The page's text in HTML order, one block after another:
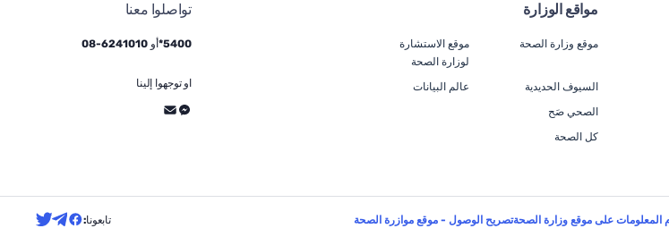
مواقع الوزارة
موقع وزارة الصحة
السيوف الحديدية
الصحي صَح
كل الصحة
موقع الاستشارة
لوزارة الصحة
عالم البيانات
تواصلوا معنا
5400* أو 6241010
-
08
او توجهوا إلينا
على موقع وزارة الصحةتصريح الوصول - موقع موازرة الصحة تابعونا: